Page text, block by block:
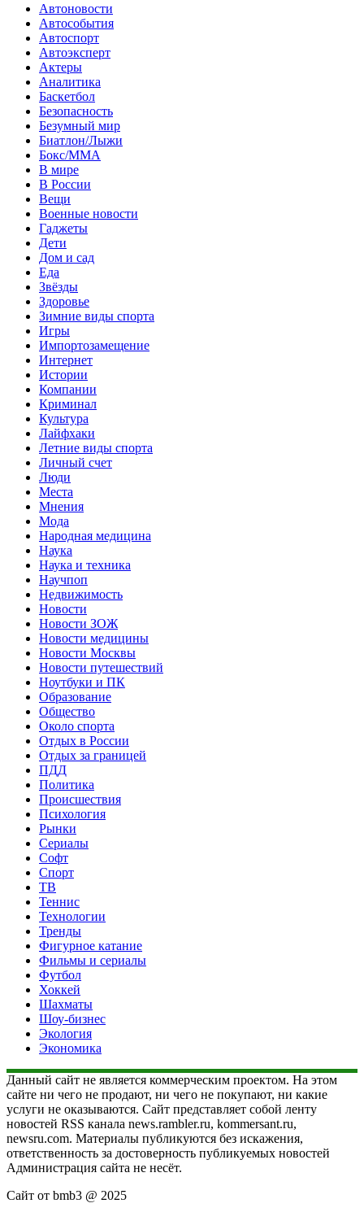
Автоновости
Автособытия
Автоспорт
Автоэксперт
Актеры
Аналитика
Баскетбол
Безопасность
Безумный мир
Биатлон/Лыжи
Бокс/MMA
В мире
В России
Вещи
Военные новости
Гаджеты
Дети
Дом и сад
Еда
Звёзды
Здоровье
Зимние виды спорта
Игры
Импортозамещение
Интернет
Истории
Компании
Криминал
Культура
Лайфхаки
Летние виды спорта
Личный счет
Люди
Места
Мнения
Мода
Народная медицина
Наука
Наука и техника
Научпоп
Недвижимость
Новости
Новости ЗОЖ
Новости медицины
Новости Москвы
Новости путешествий
Ноутбуки и ПК
Образование
Общество
Около спорта
Отдых в России
Отдых за границей
ПДД
Политика
Происшествия
Психология
Рынки
Сериалы
Софт
Спорт
ТВ
Теннис
Технологии
Тренды
Фигурное катание
Фильмы и сериалы
Футбол
Хоккей
Шахматы
Шоу-бизнес
Экология
Экономика
Данный сайт не является коммерческим проектом. На этом
сайте ни чего не продают, ни чего не покупают, ни какие
услуги не оказываются. Сайт представляет собой ленту
новостей RSS канала news.rambler.ru, kommersant.ru,
newsru.com. Материалы публикуются без искажения,
ответственность за достоверность публикуемых новостей
Администрация сайта не несёт.
Сайт от bmb3 @ 2025